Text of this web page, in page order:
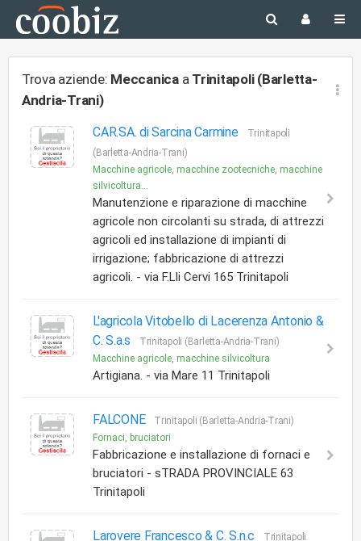
Trova aziende: Meccanicaa Trinitapoli (Barletta-
Andria-Trani)
CAR.SA. di Sarcina Carmine
Trinitapoli
(Barletta-Andria-Trani)
Macchine agricole, macchine zootecniche, macchine
silvicoltura...
Manutenzione e riparazione di macchine
agricole non circolanti su strada, di attrezzi
agricoli ed installazione di impianti di
irrigazione; fabbricazione di attrezzi
agricoli. - via F.Lli Cervi 165 Trinitapoli
L'agricola Vitobello di Lacerenza Antonio &
C. S.a.s
Trinitapoli (Barletta-Andria-Trani)
Macchine agricole, macchine silvicoltura
Artigiana. - via Mare 11 Trinitapoli
FALCONE
Trinitapoli (Barletta-Andria-Trani)
Fornaci, bruciatori
Fabbricazione e installazione di fornaci e
bruciatori - sTRADA PROVINCIALE 63
Trinitapoli
Larovere Francesco & C. S.n.c
Trinitapoli